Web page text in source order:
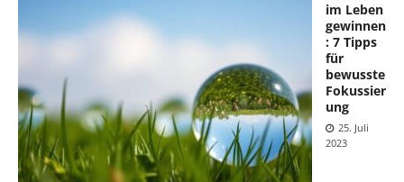
im Leben
gewinnen
: 7 Tipps
für
bewusste
Fokussier
ung
25. Juli
2023